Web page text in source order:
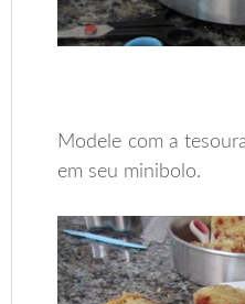
Modele com a
em seu minibolo.